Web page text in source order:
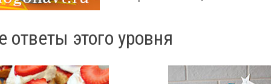
ответы этого уровня